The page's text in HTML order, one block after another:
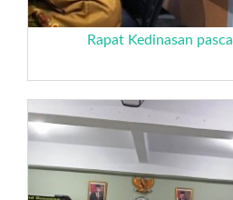
Rapat Kedinasan